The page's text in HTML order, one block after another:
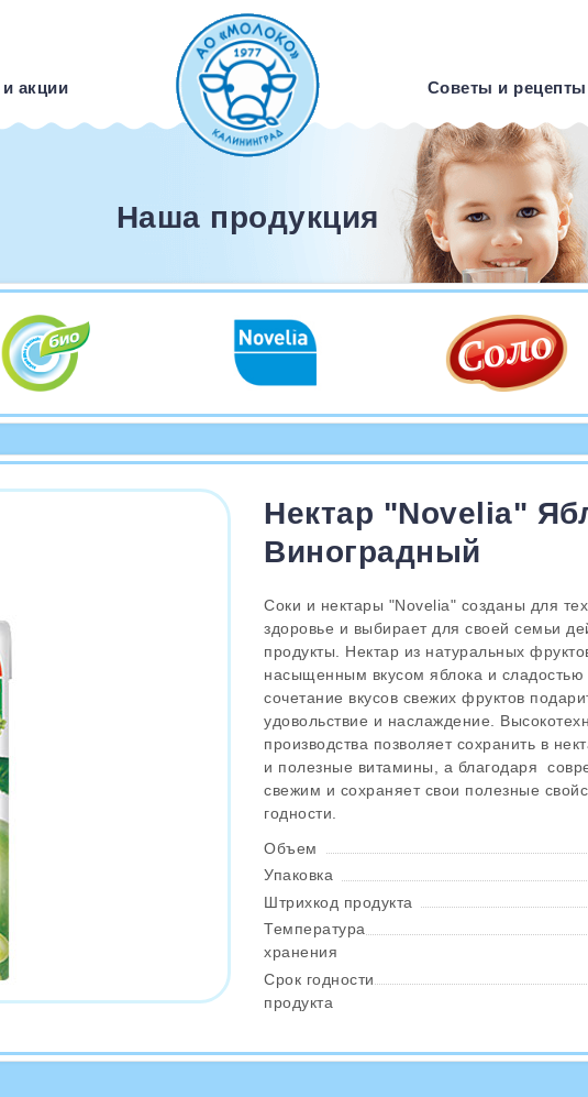
акции Советы и рецепты
Наша продукция
Нектар "Novelia"
Виноградный
Соки и нектары "Novelia" созданы для
здоровье и выбирает для своей семьи
продукты. Нектар из натуральных
насыщенным вкусом яблока и сладостью
сочетание вкусов свежих фруктов
удовольствие и наслаждение.
производства позволяет сохранить в
и полезные витамины, а благодаря
свежим и сохраняет свои полезные
годности.
Объем
Упаковка
Штрихкод продукта
Температура
хранения
Срок годности
продукта